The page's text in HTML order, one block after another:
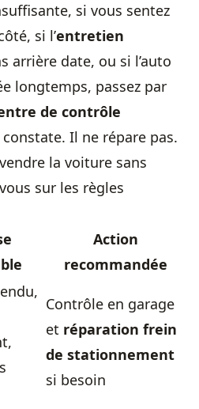
si vous sentez
si l’entretien
arrière date, ou si l’auto
longtemps, passez par
de contrôle
constate. Il ne répare pas.
vendre la voiture sans
sur les règles
Action
recommandée
Contrôle en garage
et réparation frein
de stationnement
si besoin